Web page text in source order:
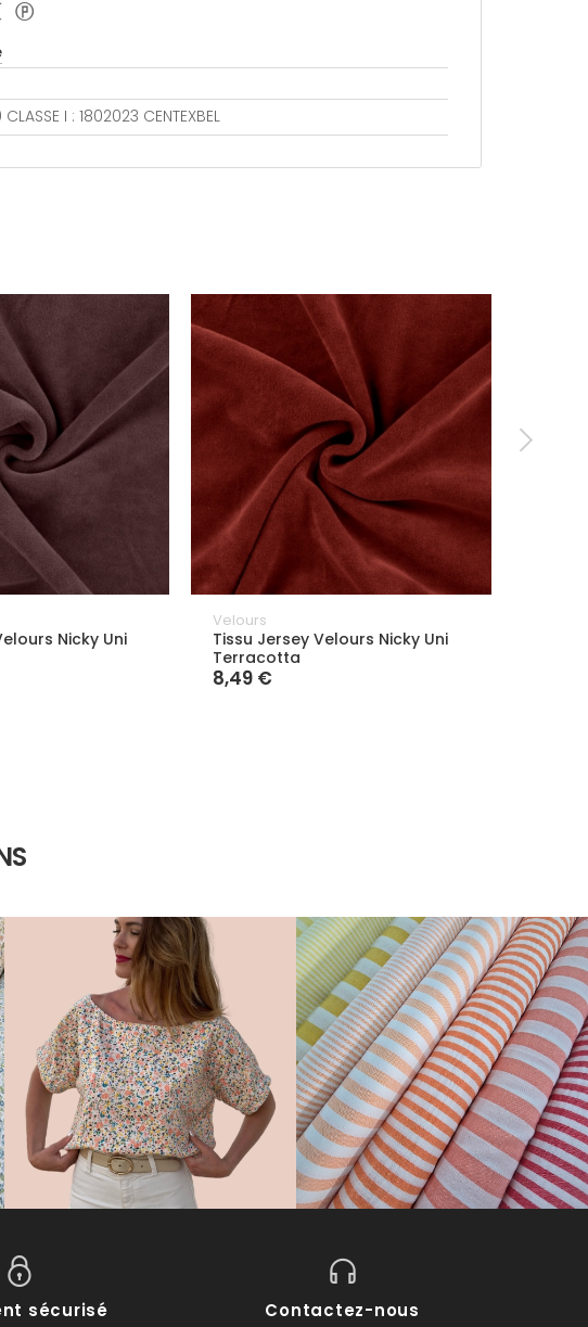
*
CLASSE I : 1802023 CENTEXBEL
Nicky Uni
Velours
Tissu Jersey Velours Nicky Uni
Terracotta
8,49 €
sécurisé Contactez-nous